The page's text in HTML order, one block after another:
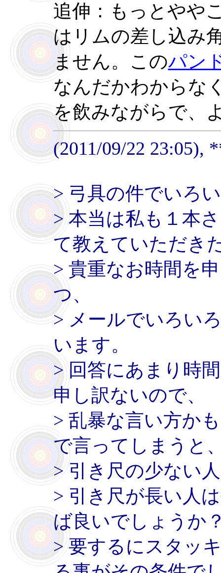
追伸：もっとやや
はリムの差し込み
ません。このパン
なんだかわからな
を飲みながらで、
(2011/09/22
> 弓具の件でいろ
> 本当は私も１本
て教えていただき
> 貴重なお時間を
つ、
> メールでいろい
います。
> 回答にあまり時
申し訳ないので、
> 乱暴な言い方か
で言ってしまうと
> 引き尺の少ない
> 引き尺が長い人
ば良いでしょうか
> 要するにスタッ